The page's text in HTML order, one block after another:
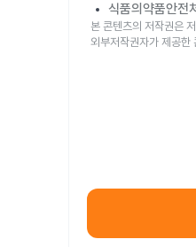
식품의약품안전
본 콘텐츠의 저작권은
외부저작권자가 제공한